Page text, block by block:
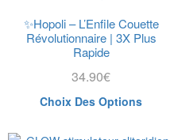
✨Hopoli – L’Enfile Couette
Révolutionnaire | 3X Plus
Rapide
34.90€
Choix Des Options